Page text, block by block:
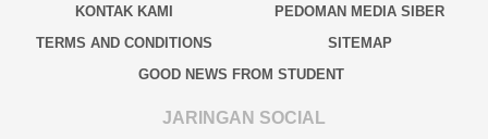
KONTAK KAMI
PEDOMAN MEDIA SIBER
TERMS AND CONDITIONS
SITEMAP
GOOD NEWS FROM STUDENT
JARINGAN SOCIAL